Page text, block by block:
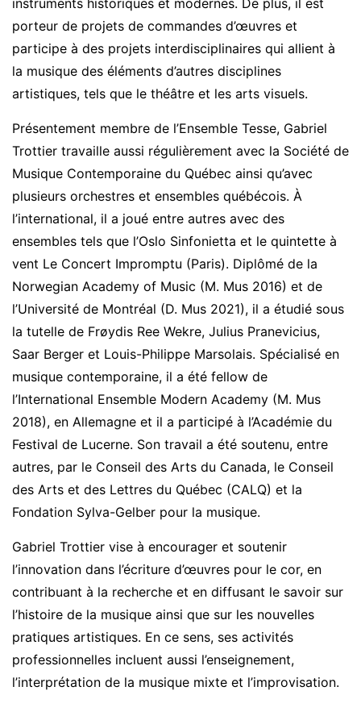
porteur de projets de commandes d’œuvres et
participe à des projets interdisciplinaires qui allient à
la musique des éléments d’autres disciplines
artistiques, tels que le théâtre et les arts visuels.
Présentement membre de l’Ensemble Tesse, Gabriel
Trottier travaille aussi régulièrement avec la Société de
Musique Contemporaine du Québec ainsi qu’avec
plusieurs orchestres et ensembles québécois. À
l’international, il a joué entre autres avec des
ensembles tels que l’Oslo Sinfonietta et le quintette à
vent Le Concert Impromptu (Paris). Diplômé de la
Norwegian Academy of Music (M. Mus 2016) et de
l’Université de Montréal (D. Mus 2021), il a étudié sous
la tutelle de Frøydis Ree Wekre, Julius Pranevicius,
Saar Berger et Louis-Philippe Marsolais. Spécialisé en
musique contemporaine, il a été fellow de
l’International Ensemble Modern Academy (M. Mus
2018), en Allemagne et il a participé à l’Académie du
Festival de Lucerne. Son travail a été soutenu, entre
autres, par le Conseil des Arts du Canada, le Conseil
des Arts et des Lettres du Québec (CALQ) et la
Fondation Sylva-Gelber pour la musique.
Gabriel Trottier vise à encourager et soutenir
l’innovation dans l’écriture d’œuvres pour le cor, en
contribuant à la recherche et en diffusant le savoir sur
l’histoire de la musique ainsi que sur les nouvelles
pratiques artistiques. En ce sens, ses activités
professionnelles incluent aussi l’enseignement,
l’interprétation de la musique mixte et l’improvisation.